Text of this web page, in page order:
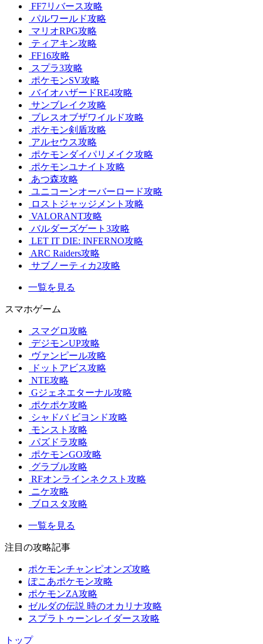
FF7リバース攻略
パルワールド攻略
マリオRPG攻略
ティアキン攻略
FF16攻略
スプラ3攻略
ポケモンSV攻略
バイオハザードRE4攻略
サンブレイク攻略
ブレスオブザワイルド攻略
ポケモン剣盾攻略
アルセウス攻略
ポケモンダイパリメイク攻略
ポケモンユナイト攻略
あつ森攻略
ユニコーンオーバーロード攻略
ロストジャッジメント攻略
VALORANT攻略
バルダーズゲート3攻略
LET IT DIE: INFERNO攻略
ARC Raiders攻略
サブノーティカ2攻略
一覧を見る
スマホゲーム
スマグロ攻略
デジモンUP攻略
ヴァンピール攻略
ドットアビス攻略
NTE攻略
Gジェネエターナル攻略
ポケポケ攻略
シャドバ ビヨンド攻略
モンスト攻略
パズドラ攻略
ポケモンGO攻略
グラブル攻略
RFオンラインネクスト攻略
ニケ攻略
ブロスタ攻略
一覧を見る
注目の攻略記事
ポケモンチャンピオンズ攻略
ぽこあポケモン攻略
ポケモンZA攻略
ゼルダの伝説 時のオカリナ攻略
スプラトゥーンレイダース攻略
トップ